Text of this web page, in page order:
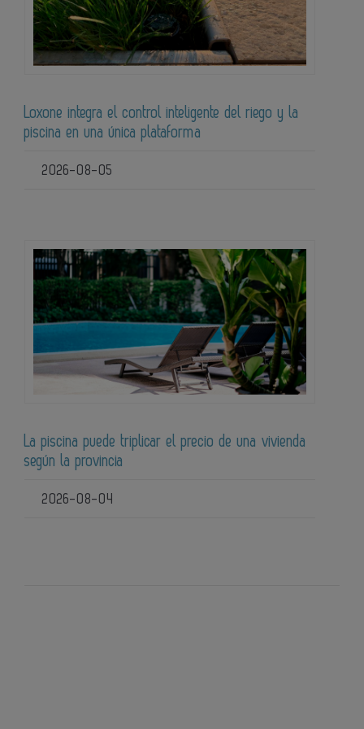
Loxone integra el control inteligente del riego y la
piscina en una única plataforma
2026-08-05
La piscina puede triplicar el precio de una vivienda
según la provincia
2026-08-04